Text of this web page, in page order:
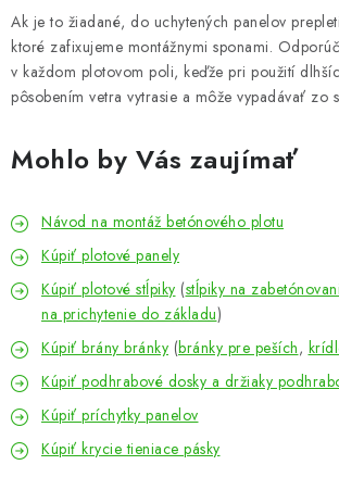
Ak je to žiadané, do uchytených panelov
ktoré zafixujeme montážnymi sponami.
v každom plotovom poli, keďže pri použití
pôsobením vetra vytrasie a môže vypadávať zo
Mohlo by Vás zaujímať
Návod na montáž betónového plotu
Kúpiť plotové panely
Kúpiť plotové stĺpiky (stĺpiky na
na prichytenie do základu)
Kúpiť brány bránky (bránky pre peších,
Kúpiť podhrabové dosky a držiaky
Kúpiť príchytky panelov
Kúpiť krycie tieniace pásky